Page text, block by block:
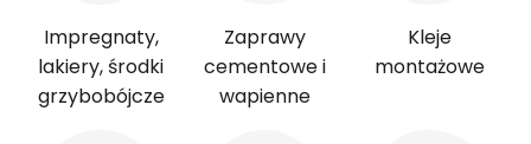
Impregnaty,
lakiery, środki
grzybobójcze
Zaprawy
cementowe i
wapienne
Kleje
montażowe